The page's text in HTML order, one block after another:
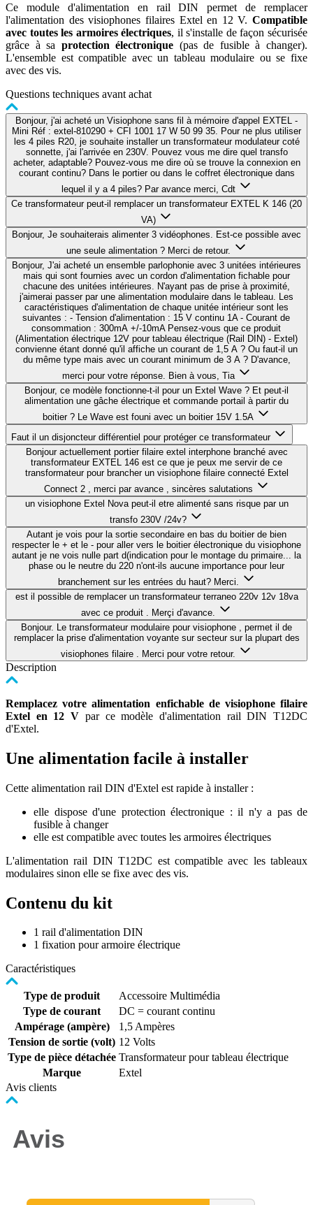
Ce module d'alimentation en rail DIN permet de remplacer
l'alimentation des visiophones filaires Extel en 12 V. Compatible
avec toutes les armoires électriques, il s'installe de façon sécurisée
grâce à sa protection électronique (pas de fusible à changer).
L'ensemble est compatible avec un tableau modulaire ou se fixe
avec des vis.
Questions techniques avant achat
Bonjour, j'ai acheté un Visiophone sans fil à mémoire d'appel EXTEL -
Mini Réf : extel-810290 + CFI 1001 17 W 50 99 35. Pour ne plus utiliser
les 4 piles R20, je souhaite installer un transformateur modulateur coté
sonnette, j'ai l'arrivée en 230V. Pouvez vous me dire quel transfo
acheter, adaptable? Pouvez-vous me dire où se trouve la connexion en
courant continu? Dans le portier ou dans le coffret électronique dans
lequel il y a 4 piles? Par avance merci, Cdt
Ce transformateur peut-il remplacer un transformateur EXTEL K 146 (20
VA)
Bonjour, Je souhaiterais alimenter 3 vidéophones. Est-ce possible avec
une seule alimentation ? Merci de retour.
Bonjour, J'ai acheté un ensemble parlophonie avec 3 unitées intérieures
mais qui sont fournies avec un cordon d'alimentation fichable pour
chacune des unitées intérieures. N'ayant pas de prise à proximité,
j'aimerai passer par une alimentation modulaire dans le tableau. Les
caractéristiques d'alimentation de chaque unitée intérieur sont les
suivantes : - Tension d'alimentation : 15 V continu 1A - Courant de
consommation : 300mA +/-10mA Pensez-vous que ce produit
(Alimentation électrique 12V pour tableau électrique (Rail DIN) - Extel)
convienne étant donné qu'il affiche un courant de 1,5 A ? Ou faut-il un
du même type mais avec un courant minimum de 3 A ? D'avance,
merci pour votre réponse. Bien à vous, Tia
Bonjour, ce modèle fonctionne-t-il pour un Extel Wave ? Et peut-il
alimentation une gâche électrique et commande portail à partir du
boitier ? Le Wave est founi avec un boitier 15V 1.5A
Faut il un disjoncteur différentiel pour protéger ce transformateur
Bonjour actuellement portier filaire extel interphone branché avec
transformateur EXTEL 146 est ce que je peux me servir de ce
transformateur pour brancher un visiophone filaire connecté Extel
Connect 2 , merci par avance , sincères salutations
un visiophone Extel Nova peut-il etre alimenté sans risque par un
transfo 230V /24v?
Autant je vois pour la sortie secondaire en bas du boitier de bien
respecter le + et le - pour aller vers le boitier électronique du visiophone
autant je ne vois nulle part d(indication pour le montage du primaire... la
phase ou le neutre du 220 n'ont-ils aucune importance pour leur
branchement sur les entrées du haut? Merci.
est il possible de remplacer un transformateur terraneo 220v 12v 18va
avec ce produit . Merçi d'avance.
Bonjour. Le transformateur modulaire pour visiophone , permet il de
remplacer la prise d'alimentation voyante sur secteur sur la plupart des
visiophones filaire . Merci pour votre retour.
Description
Remplacez votre alimentation enfichable de visiophone filaire
Extel en 12 V par ce modèle d'alimentation rail DIN T12DC
d'Extel.
Une alimentation facile à installer
Cette alimentation rail DIN d'Extel est rapide à installer :
elle dispose d'une protection électronique : il n'y a pas de
fusible à changer
elle est compatible avec toutes les armoires électriques
L'alimentation rail DIN T12DC est compatible avec les tableaux
modulaires sinon elle se fixe avec des vis.
Contenu du kit
1 rail d'alimentation DIN
1 fixation pour armoire électrique
Caractéristiques
Type de produit
Accessoire Multimédia
Type de courant
DC = courant continu
Ampérage (ampère)
1,5 Ampères
Tension de sortie (volt) 12 Volts
Type de pièce détachée Transformateur pour tableau électrique
Marque
Extel
Avis clients